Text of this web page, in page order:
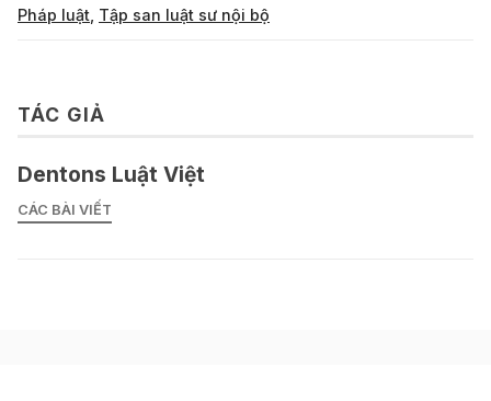
Pháp luật Tập san luật sư nội bộ
TÁC GIẢ
Dentons Luật Việt
CÁC BÀI VIẾT